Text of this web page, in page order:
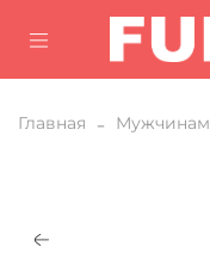
Главная Мужчинам